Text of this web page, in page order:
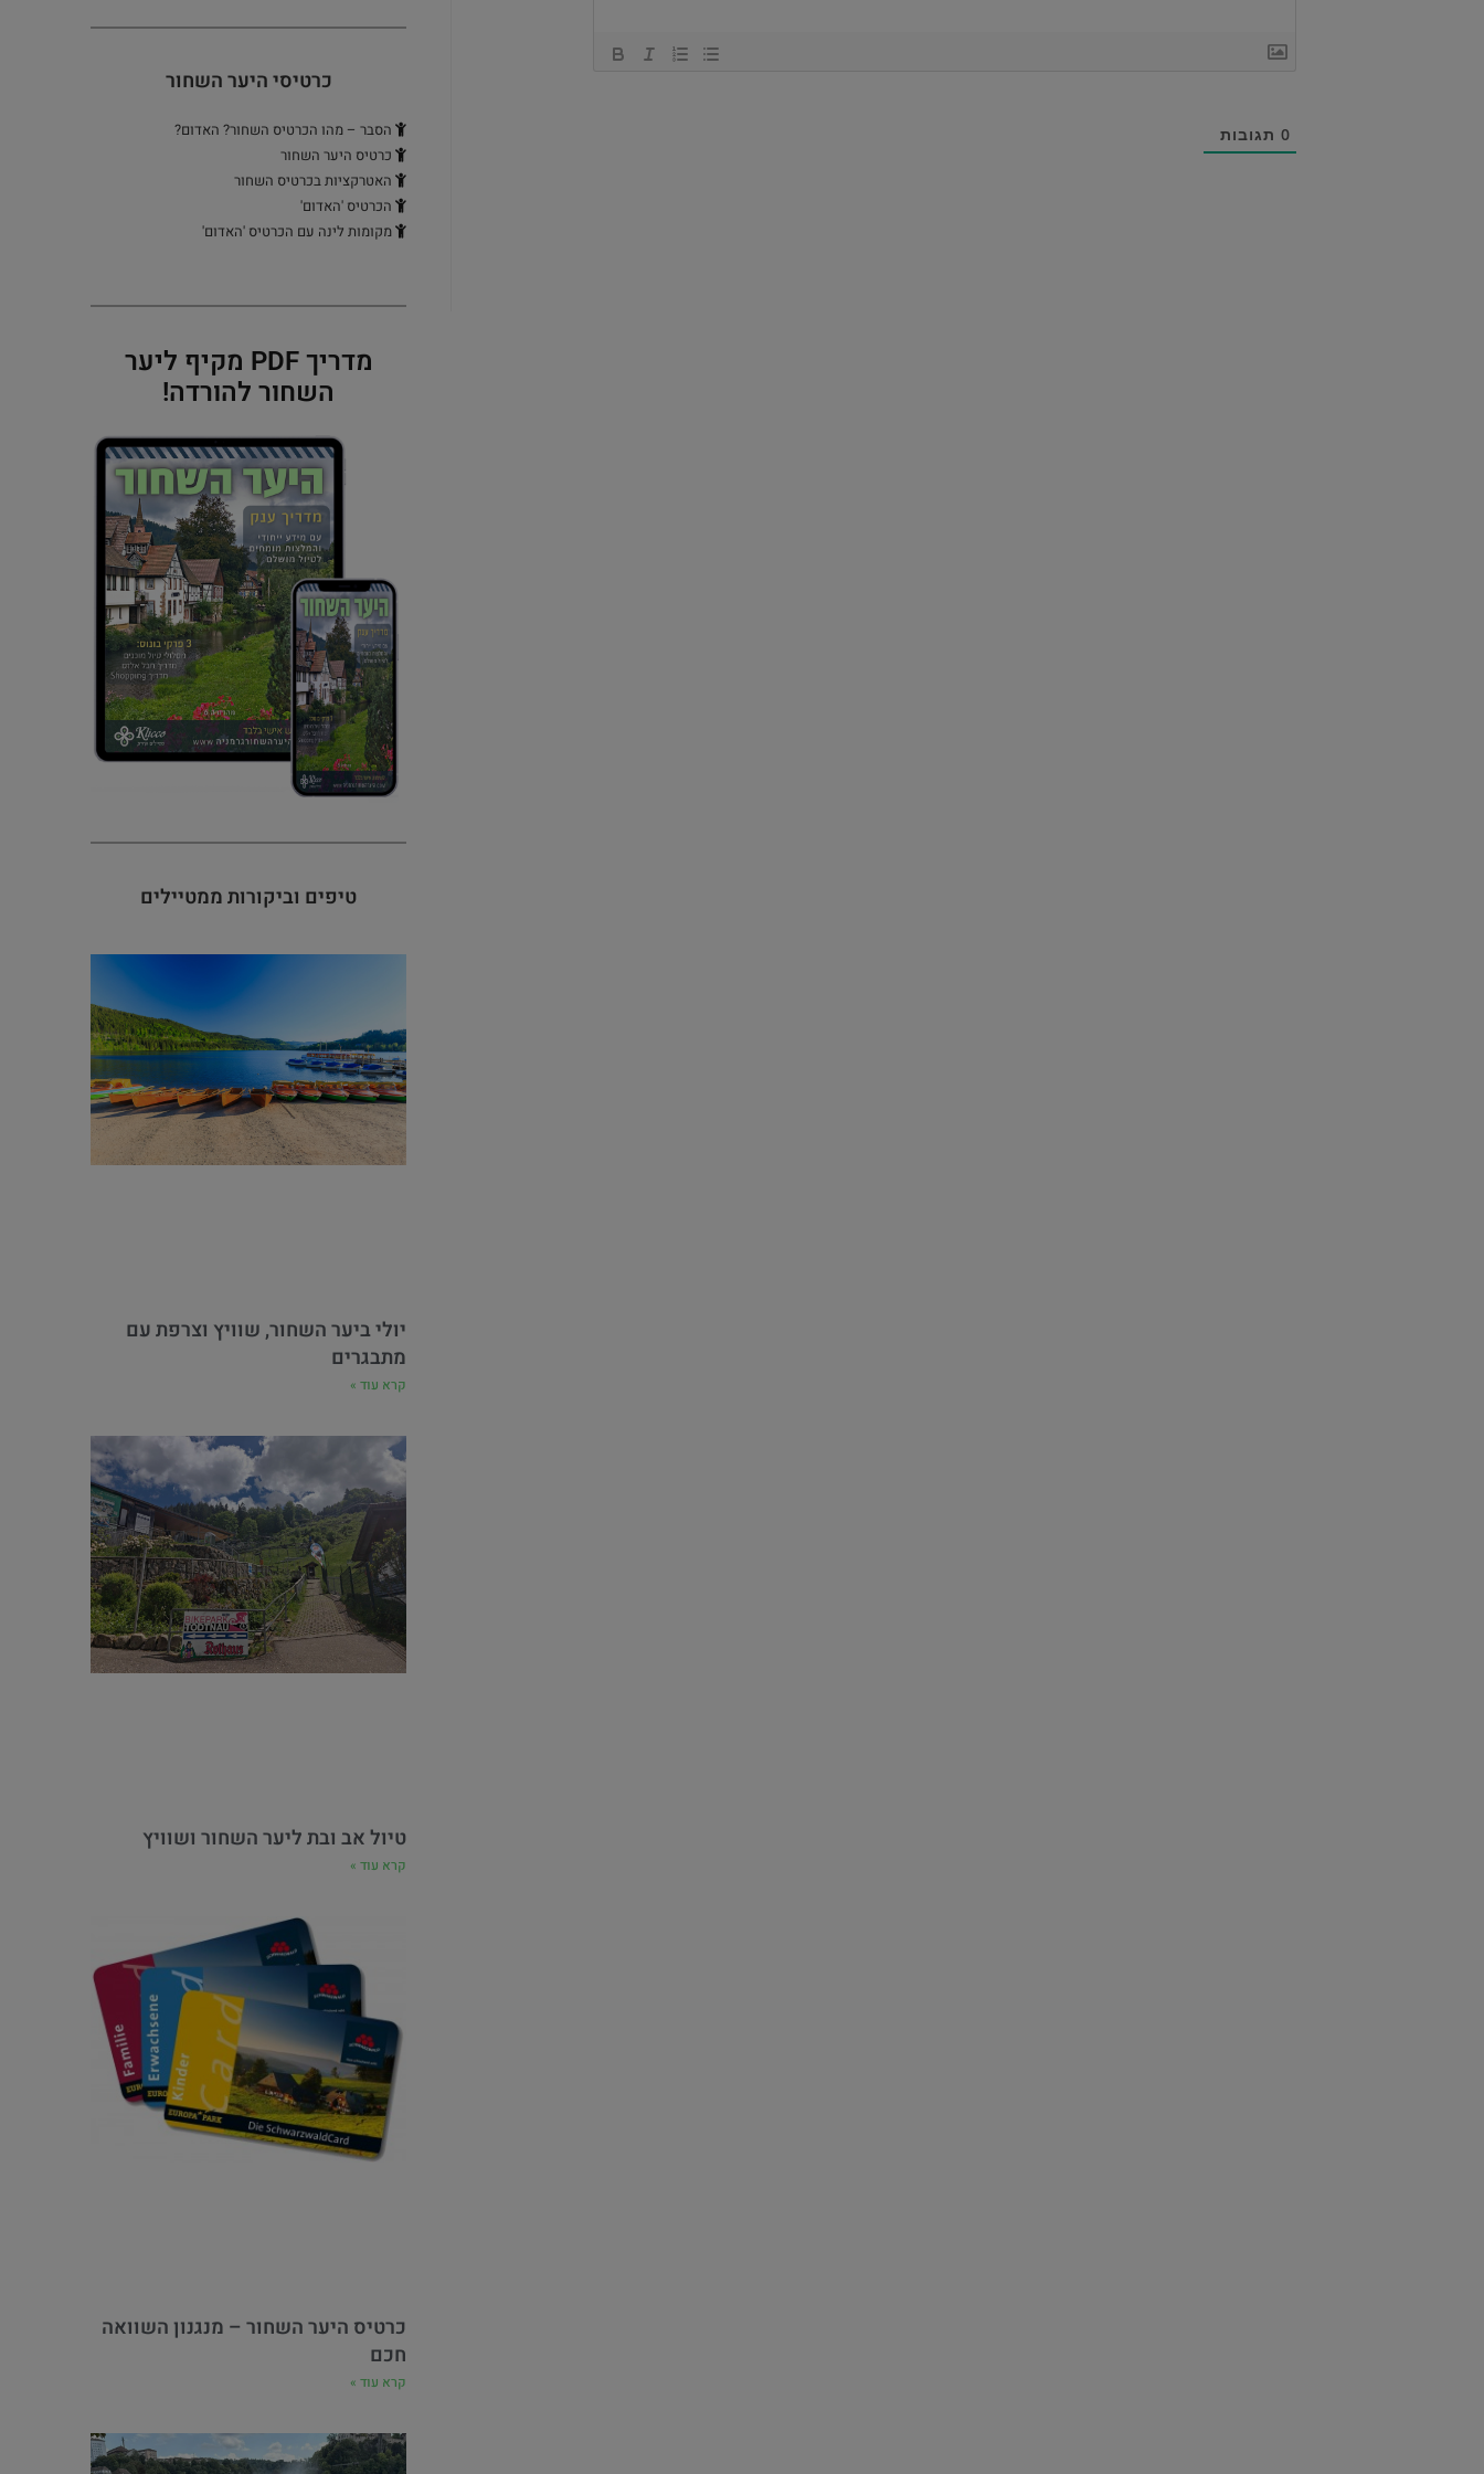
0תגובות
כרטיסי היער השחור
הסבר – מהו הכרטיס השחור? האדום?
כרטיס היער השחור
האטרקציות בכרטיס השחור
הכרטיס 'האדום'
מקומות לינה עם הכרטיס 'האדום'
מדריך PDF מקיף ליער
השחור להורדה!
טיפים וביקורות ממטיילים
יולי ביער השחור, שוויץ וצרפת עם
מתבגרים
קרא עוד »
טיול אב ובת ליער השחור ושוויץ
קרא עוד »
כרטיס היער השחור – מנגנון השוואה
חכם
קרא עוד »